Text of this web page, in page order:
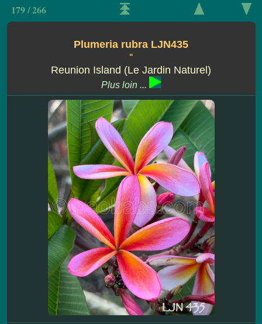
179 / 266
Plumeria rubra LJN435
''
Reunion Island (Le Jardin Naturel)
Plus loin ...